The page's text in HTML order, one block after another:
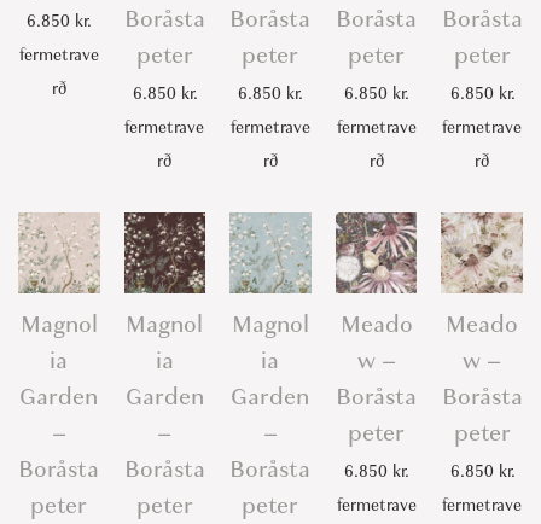
6.850 kr.
fermetrave
rð
Boråsta
peter
6.850 kr.
fermetrave
rð
Boråsta
peter
6.850 kr.
fermetrave
rð
Boråsta
peter
6.850 kr.
fermetrave
rð
Boråsta
peter
6.850 kr.
fermetrave
rð
Magnol
ia
Garden
–
Boråsta
peter
Magnol
ia
Garden
–
Boråsta
peter
Magnol
ia
Garden
–
Boråsta
peter
Meado
w –
Boråsta
peter
6.850 kr.
fermetrave
Meado
w –
Boråsta
peter
6.850 kr.
fermetrave